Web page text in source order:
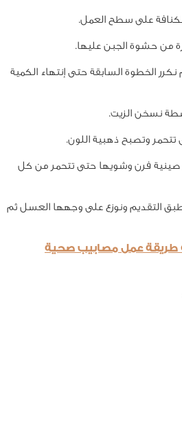
على سطح العمل.
من حشوة الجبن عليها.
الخطوة السابقة حتى إنتهاء الكمية
نسخن الزيت.
تتحمر وتصبح ذهبية اللون.
صينية فرن وشويها حتى تتحمر من كل
التقديم ونوزع على وجهها العسل ثم
طريقة عمل مصابيب صحية